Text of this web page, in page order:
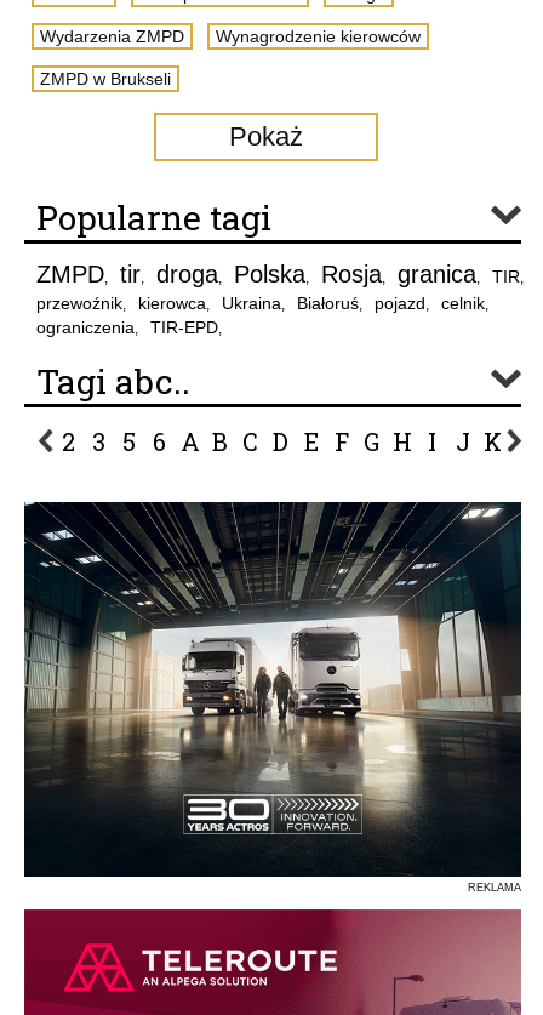
Wydarzenia ZMPD Wynagrodzenie kierowców
ZMPD w Brukseli
Pokaż
Popularne tagi
ZMPD, tir, droga, Polska, Rosja, granica, TIR,
przewoźnik, kierowca, Ukraina, Białoruś, pojazd, celnik,
ograniczenia, TIR-EPD,
Tagi abc..
2 3 5 6 A B C D E F G H I J K L
REKLAMA